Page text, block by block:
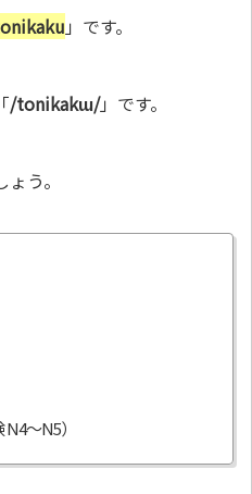
」です。
/tonikakɯ/」です。
う。